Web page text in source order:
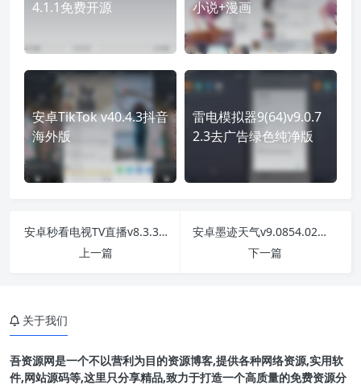
4.1.1免费开源
小说+漫画
安卓TikTok v40.4.3抖音
海外版
雷电模拟器9(64)v9.0.7
2.3去广告绿色纯净版
安卓秒看电视TV直播v8.3.3纯净电视直播版
上一篇
安卓墨迹天气v9.0854.02解锁VIP版
下一篇
关于我们
吾资源网是一个不以营利为目的资源博客,提供各种网络资源,实用软
件,网站源码等,这里只分享精品,致力于打造一个高质量的免费资源分